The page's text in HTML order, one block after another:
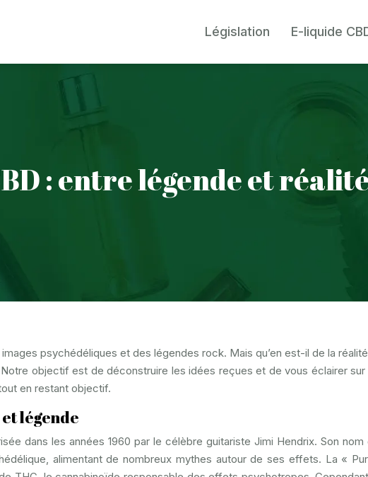
Législation E-liquide
: entre légende et
psychédéliques et des légendes rock. Mais qu’en est-il de la
objectif est de déconstruire les idées reçues et de vous éclairer sur
en restant objectif.
légende
dans les années 1960 par le célèbre guitariste Jimi Hendrix. Son nom
alimentant de nombreux mythes autour de ses effets. La «